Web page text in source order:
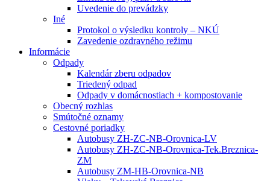
Uvedenie do prevádzky
Iné
Protokol o výsledku kontroly – NKÚ
Zavedenie ozdravného režimu
Informácie
Odpady
Kalendár zberu odpadov
Triedený odpad
Odpady v domácnostiach + kompostovanie
Obecný rozhlas
Smútočné oznamy
Cestovné poriadky
Autobusy ZH-ZC-NB-Orovnica-LV
Autobusy ZH-ZC-NB-Orovnica-Tek.Breznica-
ZM
Autobusy ZM-HB-Orovnica-NB